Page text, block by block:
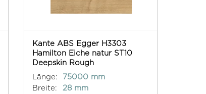
Kante ABS Egger H3303
Hamilton Eiche natur ST10
Deepskin Rough
Länge:
75000 mm
Breite:
28 mm